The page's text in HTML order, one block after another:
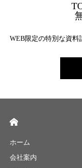
WEB限定の特別な資料
ホーム
会社案内